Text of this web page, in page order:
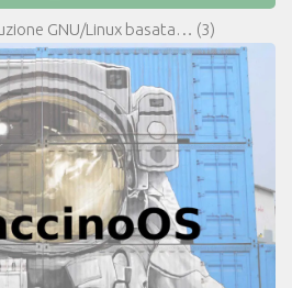
GNU/Linux basata… (3)